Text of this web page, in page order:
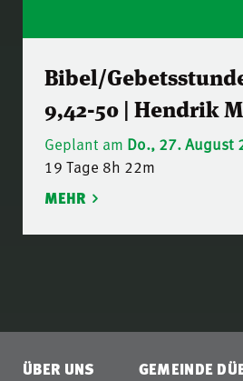
Bibel/
9,42-50 | Hendrik
Geplant am Do., 27. August
19 Tage 8h 22m
MEHR
ÜBER UNS
GEMEINDE